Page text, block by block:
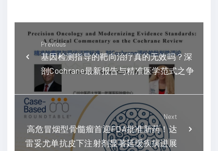
Previous
基因检测指导的靶向治疗真的无效吗？深
剖Cochrane最新报告与精准医学范式之争
Next
高危冒烟型骨髓瘤首迎FDA批准新药！达
雷妥尤单抗皮下注射剂显著延缓疾病进展